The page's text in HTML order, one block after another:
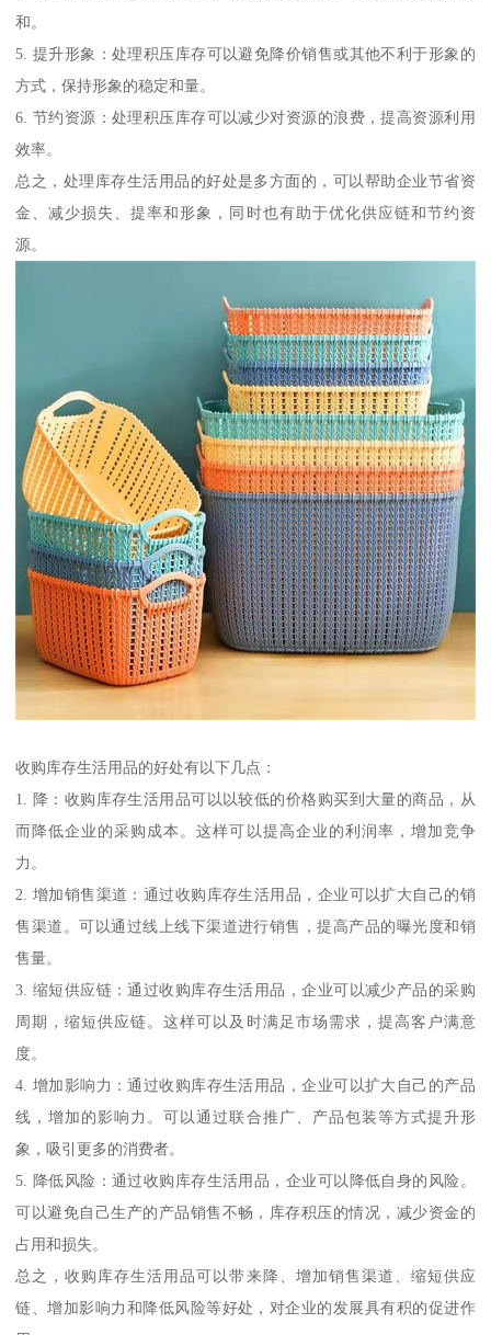
和。
5. 提升形象：处理积压库存可以避免降价销售或其他不利于形象的
方式，保持形象的稳定和量。
6. 节约资源：处理积压库存可以减少对资源的浪费，提高资源利用
效率。
总之，处理库存生活用品的好处是多方面的，可以帮助企业节省资
金、减少损失、提率和形象，同时也有助于优化供应链和节约资
源。
收购库存生活用品的好处有以下几点：
1. 降：收购库存生活用品可以以较低的价格购买到大量的商品，从
而降低企业的采购成本。这样可以提高企业的利润率，增加竞争
力。
2. 增加销售渠道：通过收购库存生活用品，企业可以扩大自己的销
售渠道。可以通过线上线下渠道进行销售，提高产品的曝光度和销
售量。
3. 缩短供应链：通过收购库存生活用品，企业可以减少产品的采购
周期，缩短供应链。这样可以及时满足市场需求，提高客户满意
度。
4. 增加影响力：通过收购库存生活用品，企业可以扩大自己的产品
线，增加的影响力。可以通过联合推广、产品包装等方式提升形
象，吸引更多的消费者。
5. 降低风险：通过收购库存生活用品，企业可以降低自身的风险。
可以避免自己生产的产品销售不畅，库存积压的情况，减少资金的
占用和损失。
总之，收购库存生活用品可以带来降、增加销售渠道、缩短供应
链、增加影响力和降低风险等好处，对企业的发展具有积的促进作